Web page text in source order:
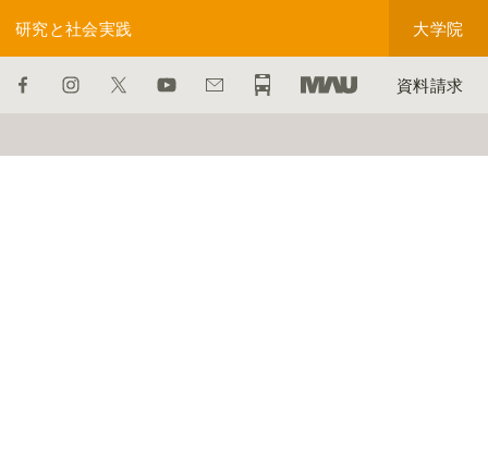
研究と社会実践 大学院
資料請求